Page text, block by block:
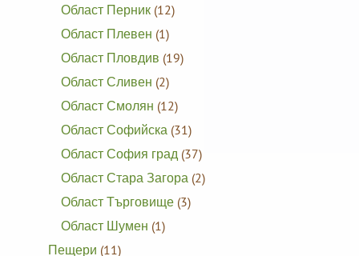
Област Перник (12)
Област Плевен (1)
Област Пловдив (19)
Област Сливен (2)
Област Смолян (12)
Област Софийска (31)
Област София град (37)
Област Стара Загора (2)
Област Търговище (3)
Област Шумен (1)
Пещери (11)